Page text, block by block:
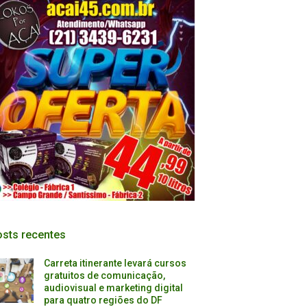
recentes
Carreta itinerante levará cursos
gratuitos de comunicação,
audiovisual e marketing digital
para quatro regiões do DF